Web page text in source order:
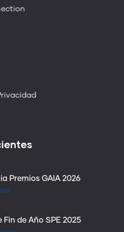
Premios GAIA 2026
Fin de Año SPE 2025